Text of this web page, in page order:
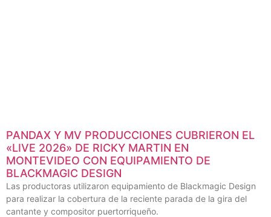
PANDAX Y MV PRODUCCIONES CUBRIERON EL
«LIVE 2026» DE RICKY MARTIN EN
MONTEVIDEO CON EQUIPAMIENTO DE
BLACKMAGIC DESIGN
Las productoras utilizaron equipamiento de Blackmagic Design
para realizar la cobertura de la reciente parada de la gira del
cantante y compositor puertorriqueño.